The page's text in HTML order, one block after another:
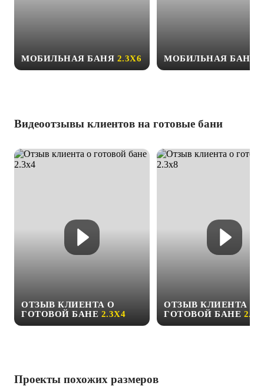
МОБИЛЬНАЯ БАНЯ 2.3Х6 МОБИЛЬНАЯ БАНЯ
Видеоотзывы клиентов на готовые бани
ОТЗЫВ КЛИЕНТА О
ГОТОВОЙ БАНЕ 2.3Х4
ОТЗЫВ КЛИЕНТА О
ГОТОВОЙ БАНЕ
Проекты похожих размеров